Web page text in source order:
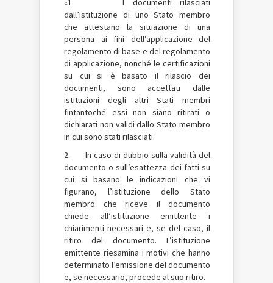
dall’istituzione di uno Stato membro
che attestano la situazione di una
persona ai fini dell’applicazione del
regolamento di base e del regolamento
di applicazione, nonché le certificazioni
su cui si è basato il rilascio dei
documenti, sono accettati dalle
istituzioni degli altri Stati membri
fintantoché essi non siano ritirati o
dichiarati non validi dallo Stato membro
in cui sono stati rilasciati.
2. In caso di dubbio sulla validità del
documento o sull’esattezza dei fatti su
cui si basano le indicazioni che vi
figurano, l’istituzione dello Stato
membro che riceve il documento
chiede all’istituzione emittente i
chiarimenti necessari e, se del caso, il
ritiro del documento. L’istituzione
emittente riesamina i motivi che hanno
determinato l’emissione del documento
e, se necessario, procede al suo ritiro.